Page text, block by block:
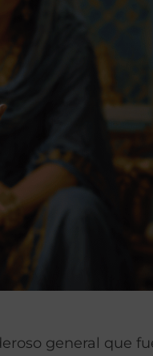
general que